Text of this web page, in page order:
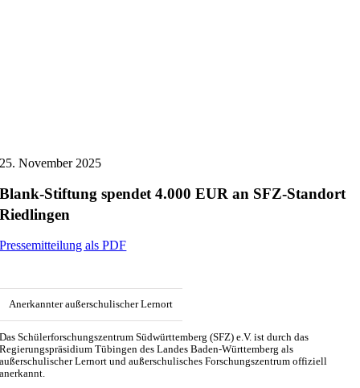
25. November 2025
Blank-Stiftung spendet 4.000 EUR an SFZ-Standort
Riedlingen
Pressemitteilung als PDF
Anerkannter außerschulischer Lernort
Das Schülerforschungszentrum Südwürttemberg (SFZ) e.V. ist durch das
Regierungspräsidium Tübingen des Landes Baden-Württemberg als
außerschulischer Lernort und außerschulisches Forschungszentrum offiziell
anerkannt.